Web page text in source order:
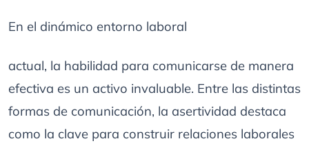
En el dinámico entorno laboral
actual, la habilidad para comunicarse de manera
efectiva es un activo invaluable. Entre las distintas
formas de comunicación, la asertividad destaca
como la clave para construir relaciones laborales